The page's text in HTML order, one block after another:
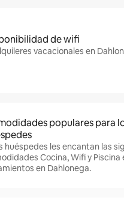
de wifi
vacacionales en
populares para
huéspedes les encantan las
Cocina, Wifi y Piscina
en Dahlonega.